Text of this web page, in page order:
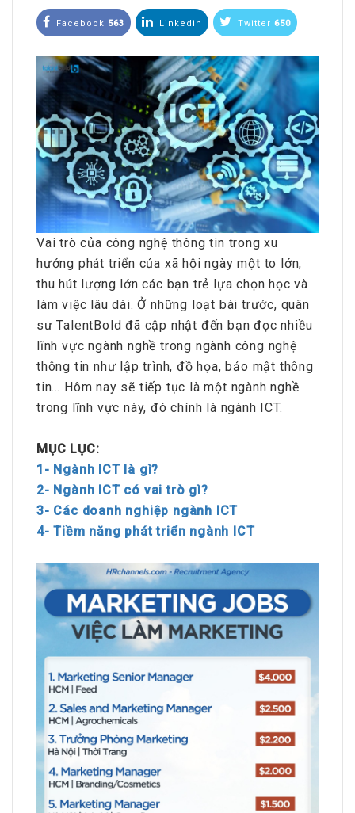
Facebook 563 Linkedin Twitter 650
Vai trò của công nghệ thông tin trong xu
hướng phát triển của xã hội ngày một to lớn,
thu hút lượng lớn các bạn trẻ lựa chọn học và
làm việc lâu dài. Ở những loạt bài trước, quân
sư TalentBold đã cập nhật đến bạn đọc nhiều
lĩnh vực ngành nghề trong ngành công nghệ
thông tin như lập trình, đồ họa, bảo mật thông
tin… Hôm nay sẽ tiếp tục là một ngành nghề
trong lĩnh vực này, đó chính là ngành ICT.
MỤC LỤC:
1- Ngành ICT là gì?
2- Ngành ICT có vai trò gì?
3- Các doanh nghiệp ngành ICT
4- Tiềm năng phát triển ngành ICT